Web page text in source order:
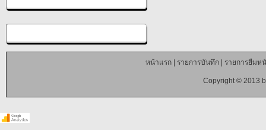
หน้าแรก| รายการบันทึก| รายการยืมห
Copyright © 2013